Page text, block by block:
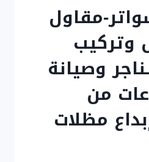
مقاول
وتركيب
وصيانة
من
مظلات